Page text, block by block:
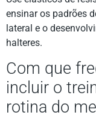
ensinar os padrões
lateral e o
halteres.
Com que
incluir o
rotina do